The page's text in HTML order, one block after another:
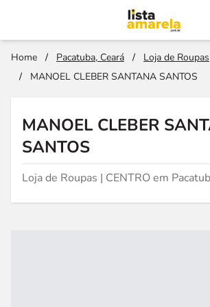
Home / Pacatuba, Ceará /
Loja de Roupas
/
MANOEL CLEBER SANTANA SANTOS
MANOEL CLEBER
SANTOS
Loja de Roupas | CENTRO em